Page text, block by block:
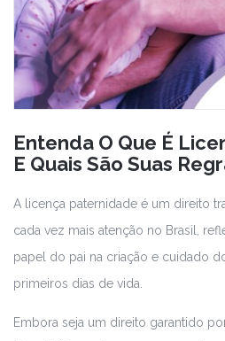
Entenda O Que É
E Quais São Suas
A licença paternidade é um direito
cada vez mais atenção no Brasil,
papel do pai na criação e cuidado
primeiros dias de vida.
Embora seja um direito garantido